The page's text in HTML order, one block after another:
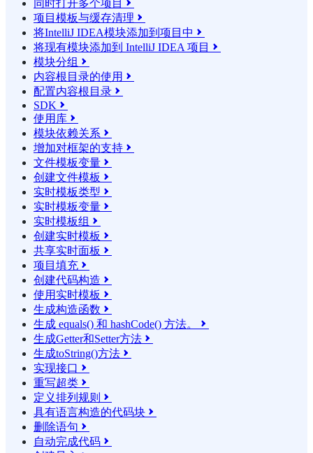
同时打开多个项目 
项目模板与缓存清理 
将IntelliJ IDEA模块添加到项目中 
将现有模块添加到 IntelliJ IDEA 项目 
模块分组 
内容根目录的使用 
配置内容根目录 
SDK 
使用库 
模块依赖关系 
增加对框架的支持 
文件模板变量 
创建文件模板 
实时模板类型 
实时模板变量 
实时模板组 
创建实时模板 
共享实时面板 
项目填充 
创建代码构造 
使用实时模板 
生成构造函数 
生成 equals() 和 hashCode() 方法。 
生成Getter和Setter方法 
生成toString()方法 
实现接口 
重写超类 
定义排列规则 
具有语言构造的代码块 
删除语句 
自动完成代码 